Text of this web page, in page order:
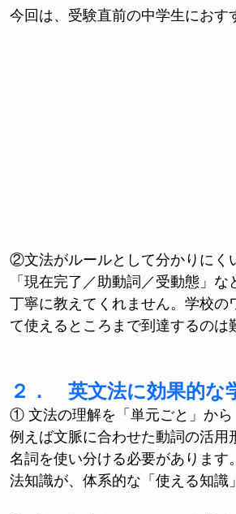
今回は、受験直前の中学生におす
②文法がルールとして分かりにく
「現在完了／助動詞／受動態」
丁寧に教えてくれません。学校
て使えるところまで到達するのは
２．　英文法に効果的な
① 文法の理解を「単元ごと」か
例えば文脈に合わせた動詞の活
名詞を使い分ける必要がありま
法知識が、体系的な「使える知識